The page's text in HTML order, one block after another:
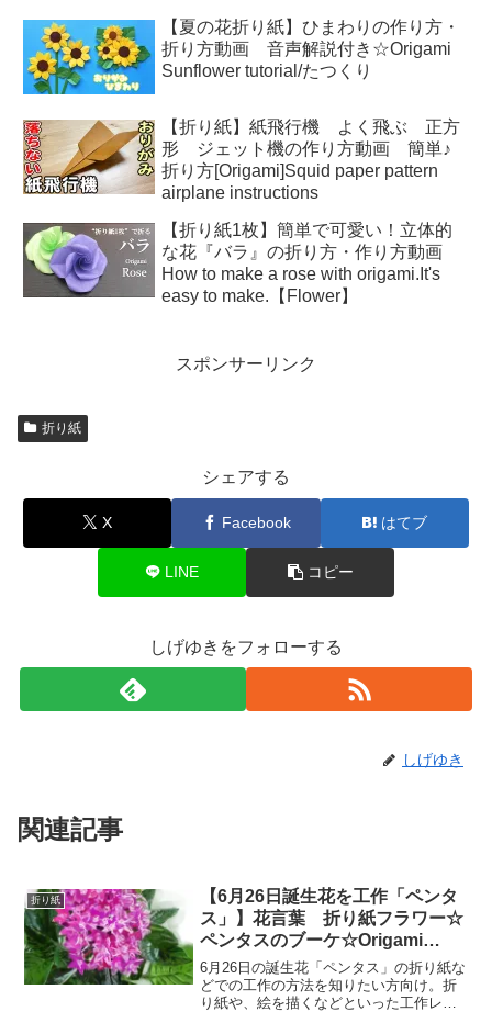
【夏の花折り紙】ひまわりの作り方・
折り方動画 音声解説付き☆Origami
Sunflower tutorial/たつくり
【折り紙】紙飛行機 よく飛ぶ 正方
形 ジェット機の作り方動画 簡単♪
折り方[Origami]Squid paper pattern
airplane instructions
【折り紙1枚】簡単で可愛い！立体的
な花『バラ』の折り方・作り方動画
How to make a rose with origami.It's
easy to make.【Flower】
スポンサーリンク
折り紙
シェアする
X Facebook はてブ
LINE コピー
しげゆきをフォローする
しげゆき
関連記事
折り紙
【6月26日誕生花を工作「ペンタ
ス」】花言葉 折り紙フラワー☆
ペンタスのブーケ☆Origami
flower Pentas bouquet
6月26日の誕生花「ペンタス」の折り紙な
どでの工作の方法を知りたい方向け。折
り紙や、絵を描くなどといった工作レク